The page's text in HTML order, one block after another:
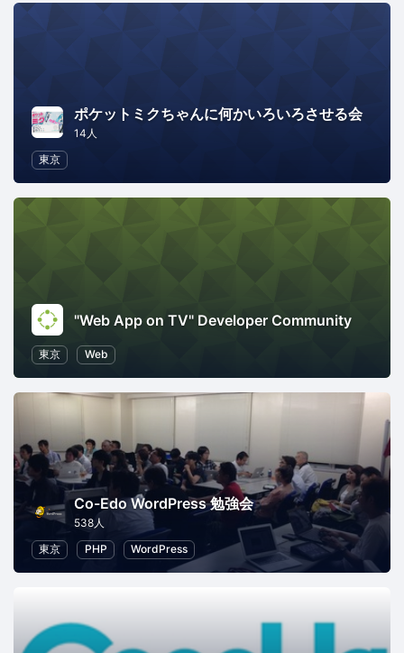
ポケットミクちゃんに何かいろいろさせる会
14人
東京
"Web App on TV" Developer Community
東京 Web
Co-Edo WordPress 勉強会
538人
東京
PHP WordPress